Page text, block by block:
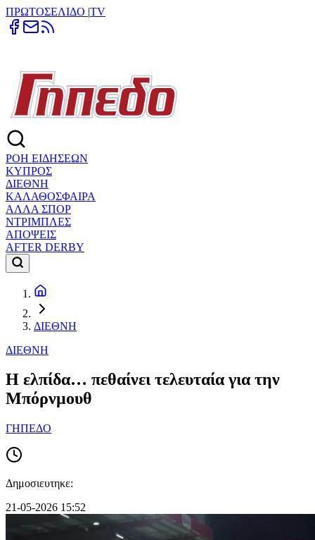
ΠΡΩΤΟΣΕΛΙΔΟ |TV
ΡΟΗ ΕΙΔΗΣΕΩΝ
ΚΥΠΡΟΣ
ΔΙΕΘΝΗ
ΚΑΛΑΘΟΣΦΑΙΡΑ
ΑΛΛΑ ΣΠΟΡ
ΝΤΡΙΜΠΛΕΣ
ΑΠΟΨΕΙΣ
AFTER DERBY
ΔΙΕΘΝΗ
ΔΙΕΘΝΗ
Η ελπίδα… πεθαίνει τελευταία για την
Μπόρνμουθ
ΓΗΠΕΔΟ
Δημοσιευτηκε:
21-05-2026 15:52